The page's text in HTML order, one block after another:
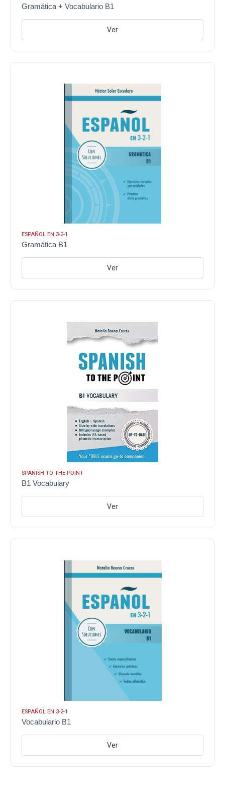
Gramática + Vocabulario B1
Ver
ESPAÑOL EN 3-2-1
Gramática B1
Ver
SPANISH TO THE POINT
B1 Vocabulary
Ver
ESPAÑOL EN 3-2-1
Vocabulario B1
Ver